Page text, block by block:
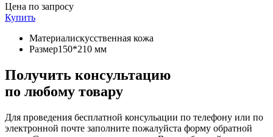
Цена по запросу
Купить
Материалискусственная кожа
Размер150*210 мм
Получить консультацию
по любому товару
Для проведения бесплатной консульации по телефону или по
электронной почте заполните пожалуйста форму обратной